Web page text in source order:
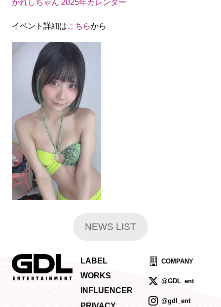
かれしちゃん 2025年カレンダー
イベント詳細はこちらから
NEWS LIST
LABEL
WORKS
INFLUENCER
COMPANY
@GDL_ent
@gdl_ent